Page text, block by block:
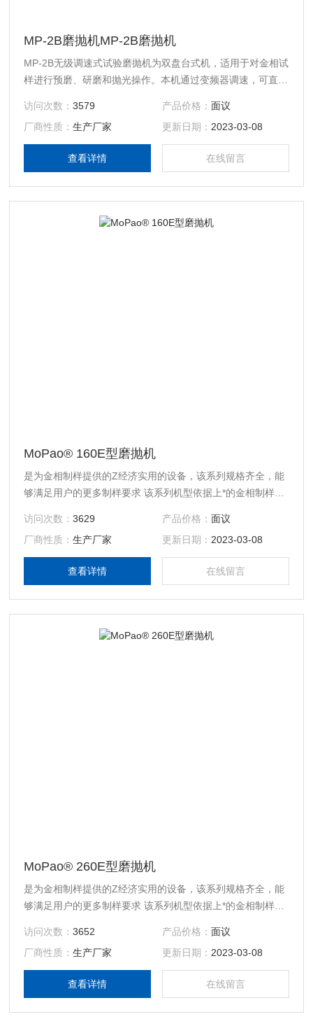
MP-2B磨抛机MP-2B磨抛机
MP-2B无级调速式试验磨抛机为双盘台式机，适用于对金相试
样进行预磨、研磨和抛光操作。本机通过变频器调速，可直接
性，是用户用来制作金相试样必*的设备。
访问次数：3579 产品价格： 面议
厂商性质：生产厂家 更新日期： 2023-03-08
查看详情 在线留言
MoPao® 160E型磨抛机
是为金相制样提供的Z经济实用的设备，该系列规格齐全，能
够满足用户的更多制样要求 该系列机型依据上*的金相制样方
不锈钢标准件 Φ250mm可快速更换式工作盘 160E有200mm
和250mm两种工作盘的机型可供选择 该机同时具备无级调速
和两级定速两种工作状态，并且两种工作状态可自由切换，工
作盘转向可任意选择 具有“一键修复”程序功能
访问次数：3629 产品价格： 面议
厂商性质：生产厂家 更新日期： 2023-03-08
查看详情 在线留言
MoPao® 260E型磨抛机
是为金相制样提供的Z经济实用的设备，该系列规格齐全，能
够满足用户的更多制样要求 该系列机型依据上*的金相制样方
不锈钢标准件 双工作盘，工作盘可快速更换 机型按工作盘分
有200mm,250mm,两种可供选择 该机同时具备无级调速和两
级定速两种工作状态，并且两种工作状态可自由切换，工作盘
转向可任意选择 具有“一键修复”程序功能
访问次数：3652 产品价格： 面议
厂商性质：生产厂家 更新日期： 2023-03-08
查看详情 在线留言